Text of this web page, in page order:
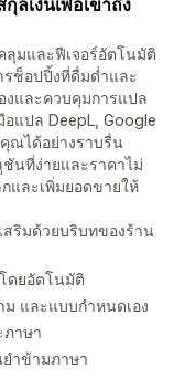
เงินเพื่อเข้าถึง
ลุมและฟีเจอร์อัตโนมัติ
ช็อปปิ้งที่ดื่มด่ำและ
งและควบคุมการแปล
แปล DeepL, Google
ณได้อย่างราบรื่น
นที่ง่ายและราคาไม่
และเพิ่มยอดขายให้
ริมด้วยบริบทของร้าน
ดยอัตโนมัติ
และแบบกำหนดเอง
ภาษา
ำข้ามภาษา